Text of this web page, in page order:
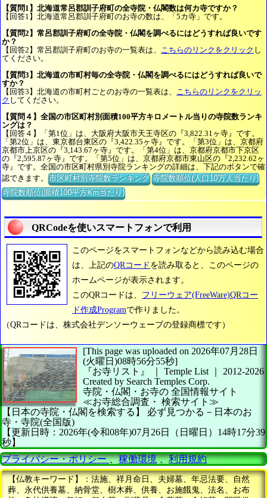
【質問1】北海道常呂郡訓子府町の全寺院・仏閣数は何カ寺ですか？
【回答1】北海道常呂郡訓子府町のお寺の数は、「5カ寺」です。
【質問2】常呂郡訓子府町の全寺院・仏閣を調べるにはどうすれば良いです
か？
【回答2】常呂郡訓子府町のお寺の一覧表は、
こちらのリンクをクリック し
てください。
【質問3】北海道の市町村毎の全寺院・仏閣を調べるにはどうすれば良いで
すか？
【回答3】北海道の市町村ごとのお寺の一覧表は、
こちらのリンクをクリッ
ク してください。
【質問４】全国の市区町村別面積100平方キロメートル当りの寺院数ランキ
ングは？
【回答４】「第1位」は、大阪府大阪市天王寺区の『3,822.31ヶ寺』です。
「第2位」は、東京都台東区の『3,422.35ヶ寺』です。「第3位」は、京都府
京都市上京区の『3,143.67ヶ寺』です。「第4位」は、京都府京都市下京区
の『2,595.87ヶ寺』です。「第5位」は、京都府京都市東山区の『2,232.62ヶ
寺』です。全国の市区町村県別寺院ランキングの詳細は、下記のボタンで確
認できます。市区町村別寺院数ランキング 寺院数順位(人口10万人当たり)
寺院数順位(面積100平方Km当たり)
QRCodeを使いスマートフォンで利用
このページをスマートフォンなどから読み込む場合
は、上記のQRコード を読み取ると、このページの
ホームページが表示されます。
このQRコードは、 フリーウェア(FreeWare)QRコー
ド作成Programで作りました。
（QRコードは、株式会社デンソーウェーブの登録商標です）
[This page was uploaded on 2026年07月28日
(火曜日)08時56分55秒]
『お寺リスト』 ｜ Temple List
2012-2026
Created by Search Temples Corp.
寺院・仏閣・お寺の 全国情報サイト
≪お寺総合調査・ 検索サイト≫
【日本の寺院・仏閣を検索する】
必ず見つかる－日本のお
寺・寺院(全国版)
【更新日時：2026年(令和08年)07月26日（日曜日）14時17分39
秒】
プライバシー・ポリシー、稼働環境、利用規約
【仏教キーワード】：法施、祥月命日、夫婦墓、年忌法要、自然
葬、永代供養墓、納骨堂、樹木葬、供養、お施餓鬼、法名、お布